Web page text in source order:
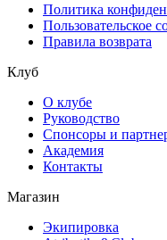
Политика
Пользовательское
Правила возврата
Клуб
О клубе
Руководство
Спонсоры и
Академия
Контакты
Магазин
Экипировка